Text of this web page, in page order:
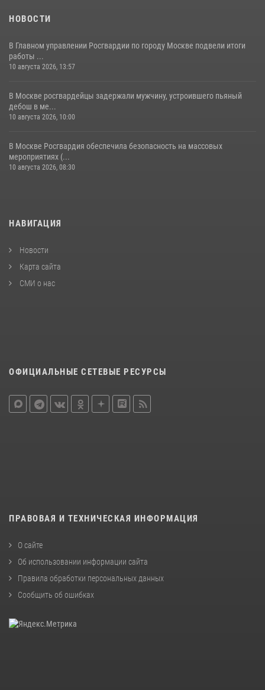
НОВОСТИ
В Главном управлении Росгвардии по городу Москве подвели итоги
работы ...
10 августа 2026, 13:57
В Москве росгвардейцы задержали мужчину, устроившего пьяный
дебош в ме...
10 августа 2026, 10:00
В Москве Росгвардия обеспечила безопасность на массовых
мероприятиях (...
10 августа 2026, 08:30
НАВИГАЦИЯ
Новости
Карта сайта
СМИ о нас
ОФИЦИАЛЬНЫЕ СЕТЕВЫЕ РЕСУРСЫ
ПРАВОВАЯ И ТЕХНИЧЕСКАЯ ИНФОРМАЦИЯ
О сайте
Об использовании информации сайта
Правила обработки персональных данных
Сообщить об ошибках